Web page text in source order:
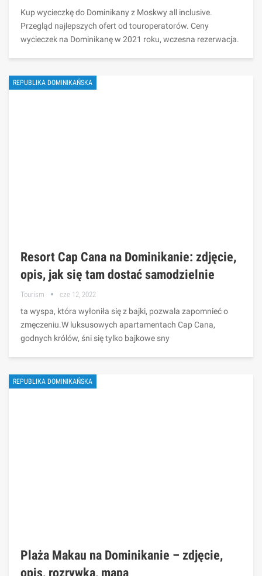
Kup wycieczkę do Dominikany z Moskwy all inclusive.
Przegląd najlepszych ofert od touroperatorów. Ceny
wycieczek na Dominikanę w 2021 roku, wczesna rezerwacja.
REPUBLIKA DOMINIKAŃSKA
Resort Cap Cana na Dominikanie: zdjęcie,
opis, jak się tam dostać samodzielnie
Tourism cze 12, 2022
ta wyspa, która wyłoniła się z bajki, pozwala zapomnieć o
zmęczeniu.W luksusowych apartamentach Cap Cana,
godnych królów, śni się tylko bajkowe sny
REPUBLIKA DOMINIKAŃSKA
Plaża Makau na Dominikanie – zdjęcie,
opis, rozrywka, mapa